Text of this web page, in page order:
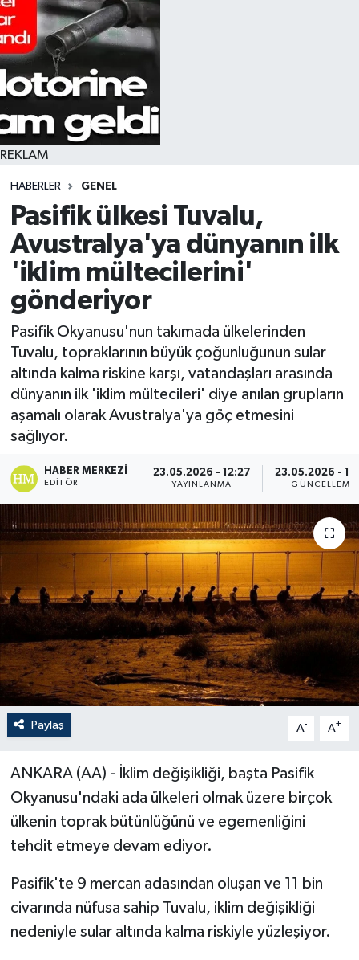
REKLAM
HABERLER GENEL
Pasifik ülkesi Tuvalu,
Avustralya'ya dünyanın ilk
'iklim mültecilerini'
gönderiyor
Pasifik Okyanusu'nun takımada ülkelerinden
Tuvalu, topraklarının büyük çoğunluğunun sular
altında kalma riskine karşı, vatandaşları arasında
dünyanın ilk 'iklim mültecileri' diye anılan grupların
aşamalı olarak Avustralya'ya göç etmesini
sağlıyor.
HABER MERKEZI
EDITÖR
23.05.2026 - 12:27
YAYINLANMA
23.05.2026 -
GÜNCELLEME
Paylaş A- A+
ANKARA (AA) - İklim değişikliği, başta Pasifik
Okyanusu'ndaki ada ülkeleri olmak üzere birçok
ülkenin toprak bütünlüğünü ve egemenliğini
tehdit etmeye devam ediyor.
Pasifik'te 9 mercan adasından oluşan ve 11 bin
civarında nüfusa sahip Tuvalu, iklim değişikliği
nedeniyle sular altında kalma riskiyle yüzleşiyor.